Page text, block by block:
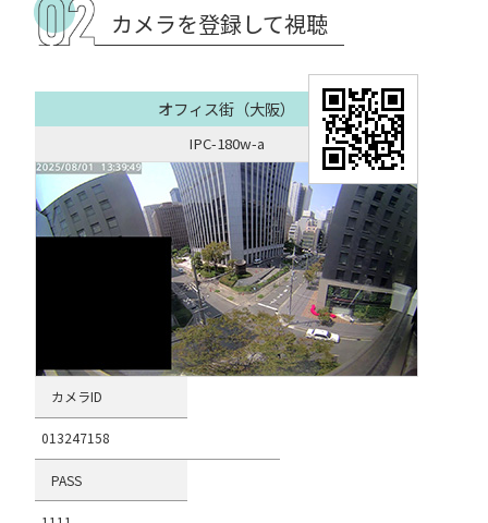
カメラを登録して視聴
オフィス街（大阪）
IPC-180w-a
カメラID
013247158
PASS